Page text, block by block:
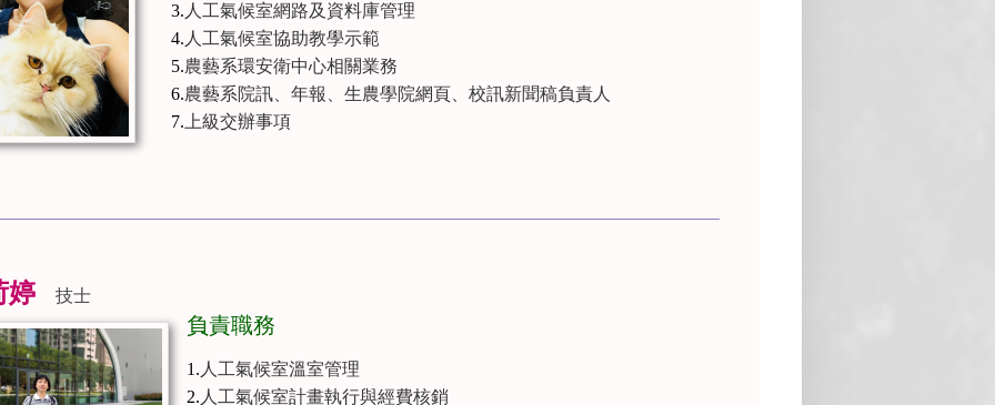
3. 人工氣候室網路及資料庫管理
4. 人工氣候室協助教學示範
5.農藝系環安衛中心相關業務
6.農藝系院訊、年報、生農學院網頁、校訊新聞稿負責人
7. 上級交辦事項
婷 技士
負責職務
1. 人工氣候室溫室管理
2. 人工氣候室計畫執行與經費核銷